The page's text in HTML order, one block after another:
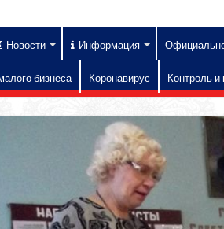
Новости Информация
бизнеса Коронавирус Контроль и